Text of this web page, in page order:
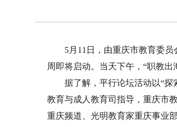
5月11日，由重庆市教育委员
周即将启动。当天下午，“职教出
据了解，平行论坛活动以“探
教育与成人教育司指导，重庆市
重庆频道、光明教育家重庆事业